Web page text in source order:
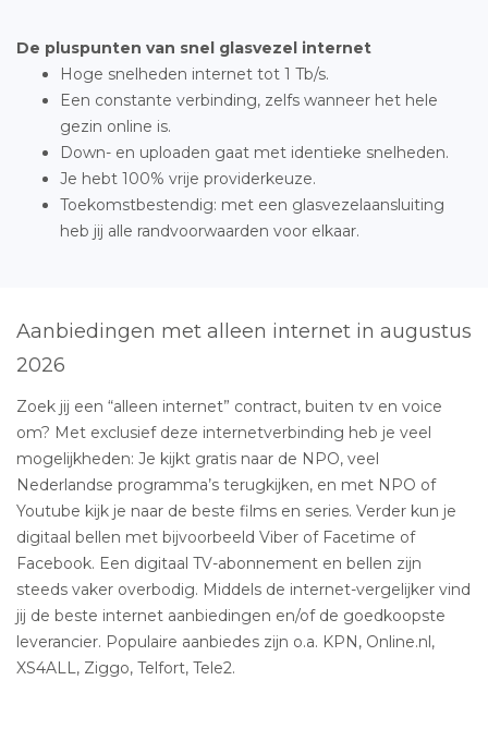
De pluspunten van snel glasvezel internet
Hoge snelheden internet tot 1 Tb/s.
Een constante verbinding, zelfs wanneer het hele
gezin online is.
Down- en uploaden gaat met identieke snelheden.
Je hebt 100% vrije providerkeuze.
Toekomstbestendig: met een glasvezelaansluiting
heb jij alle randvoorwaarden voor elkaar.
Aanbiedingen met alleen internet in augustus
2026
Zoek jij een “alleen internet” contract, buiten tv en voice
om? Met exclusief deze internetverbinding heb je veel
mogelijkheden: Je kijkt gratis naar de NPO, veel
Nederlandse programma’s terugkijken, en met NPO of
Youtube kijk je naar de beste films en series. Verder kun je
digitaal bellen met bijvoorbeeld Viber of Facetime of
Facebook. Een digitaal TV-abonnement en bellen zijn
steeds vaker overbodig. Middels de internet-vergelijker vind
jij de beste internet aanbiedingen en/of de goedkoopste
leverancier. Populaire aanbiedes zijn o.a. KPN, Online.nl,
XS4ALL, Ziggo, Telfort, Tele2.